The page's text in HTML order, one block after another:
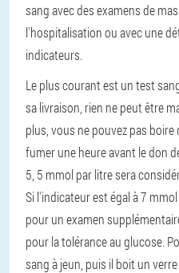
sang avec des examens de
l'hospitalisation ou avec une
indicateurs.
Le plus courant est un test
sa livraison, rien ne peut être
plus, vous ne pouvez pas
fumer une heure avant le don
5, 5 mmol par litre sera
Si l'indicateur est égal à 7
pour un examen
pour la tolérance au glucose.
sang à jeun, puis il boit un